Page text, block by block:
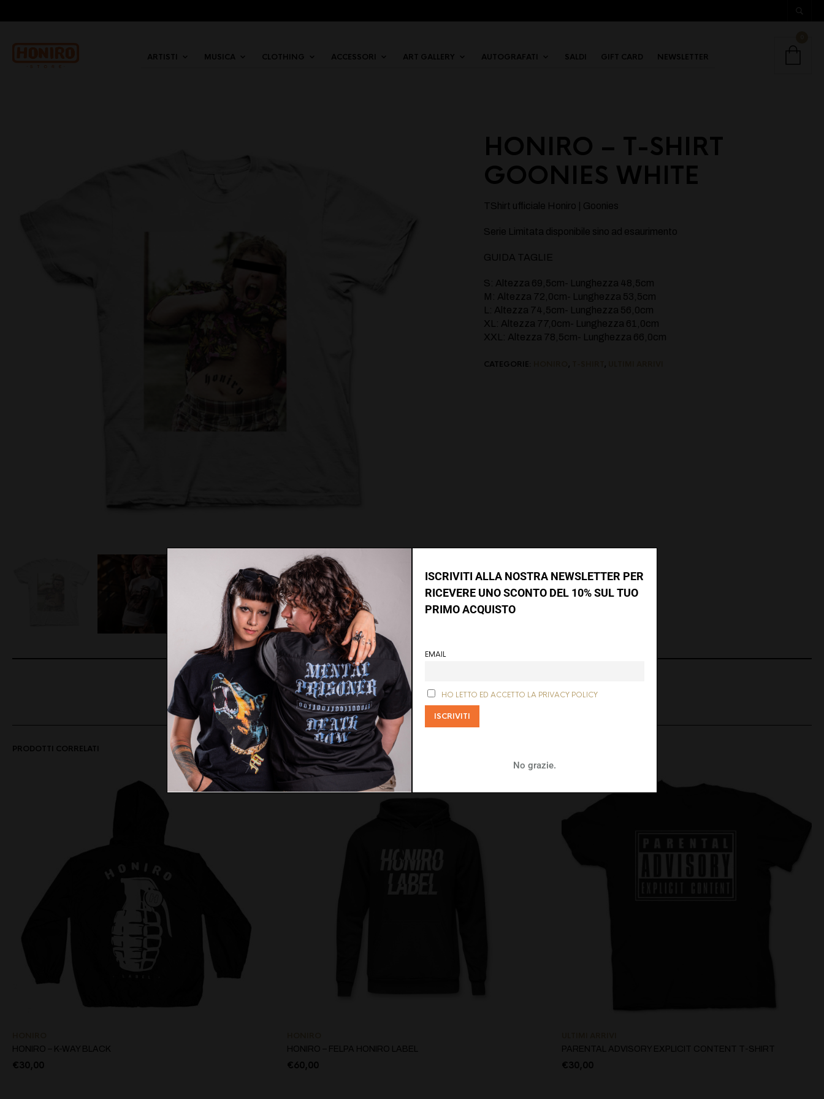
ARTISTI MUSICA CLOTHING ACCESSORI ART GALLERY AUTOGRAFATI SALDI GIFT CARD NEWSLETTER
HONIRO – T-SHIRT
GOONIES WHITE
TShirt ufficiale Honiro | Goonies
Serie Limitata disponibile sino ad esaurimento
GUIDA TAGLIE
S: Altezza 69,5cm- Lunghezza 48,5cm
M: Altezza 72,0cm- Lunghezza 53,5cm
L: Altezza 74,5cm- Lunghezza 56,0cm
XL: Altezza 77,0cm- Lunghezza 61,0cm
XXL: Altezza 78,5cm- Lunghezza 66,0cm
CATEGORIE: , ,
SHARE
ON FACEBOOK
PIN
THIS ITEM
A FRIEND
THIS ITEM
PRODOTTI CORRELATI
HONIRO – K-WAY BLACK
€30,00
HONIRO – FELPA HONIRO LABEL
€60,00
PARENTAL ADVISORY EXPLICIT CONTENT T-SHIRT
€ 30,00
Su questo sito web usiamo i cookie per fornirti una migliore
esperienza di navigazione. Cliccando sul pulsante "Accetta
tutti" dai il consenso all'utilizzo di tutti i cookie presenti sul
sito. Per avere maggiori informazioni clicca sul pulsante
"Maggiori informazioni".
Accetta tutti Rifiuta
ISCRIVITI ALLA NOSTRA NEWSLETTER PER
RICEVERE UNO SCONTO DEL 10% SUL TUO
PRIMO ACQUISTO
EMAIL
HO LETTO ED ACCETTO LA PRIVACY POLICY
No grazie.